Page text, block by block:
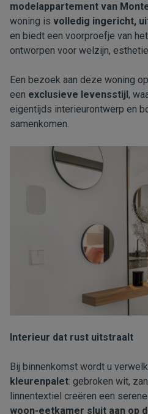
modelappartement van
woning is volledig ingericht,
en biedt een voorproefje van
ontworpen voor welzijn,
Een bezoek aan deze woning
een exclusieve levensstijl,
eigentijds interieurontwerp en
samenkomen.
Interieur dat rust uitstraalt
Bij binnenkomst wordt u
kleurenpalet: gebroken wit,
linnentextiel creëren een
woon-eetkamer sluit aan op